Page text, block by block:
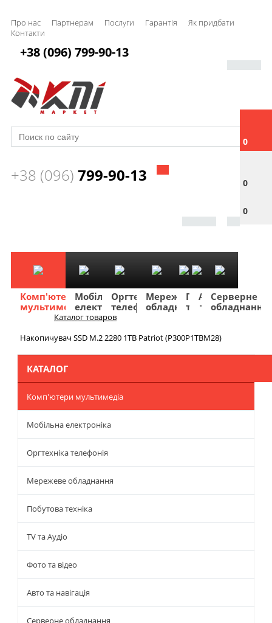
Про нас Партнерам Послуги Гарантія
Як придбати
Контакти
0
0
0
+38 (096) 799-90-13
+38 (096) 799-90-13
Комп'ютери
мультимедіа
Мобільна
електроніка
Оргтехніка
телефонія
Мережеве
обладнання
Побутова
техніка
TV
та
Фото
та
Авто
та
Серверне
обладнання
Каталог товаров
Накопичувач SSD M.2 2280 1TB Patriot (P300P1TBM28)
КАТАЛОГ
Комп'ютери мультимедіа
Мобільна електроніка
Оргтехніка телефонія
Мережеве обладнання
Побутова техніка
TV та Аудіо
Фото та відео
Авто та навігація
Серверне обладнання